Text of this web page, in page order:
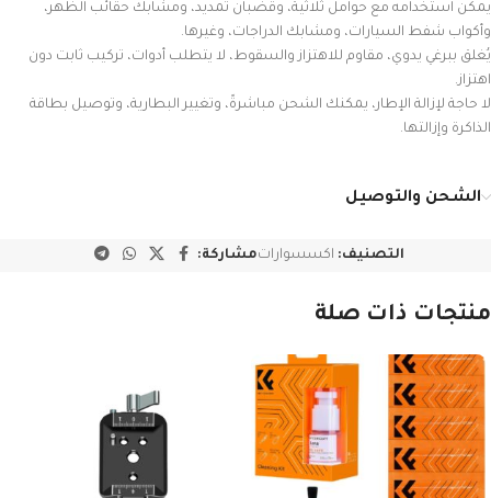
يمكن استخدامه مع حوامل ثلاثية، وقضبان تمديد، ومشابك حقائب الظهر،
وأكواب شفط السيارات، ومشابك الدراجات، وغيرها.
يُغلق ببرغي يدوي، مقاوم للاهتزاز والسقوط، لا يتطلب أدوات، تركيب ثابت دون
اهتزاز.
لا حاجة لإزالة الإطار، يمكنك الشحن مباشرةً، وتغيير البطارية، وتوصيل بطاقة
الذاكرة وإزالتها.
الشحن والتوصيل
التصنيف: اكسسواراتمشاركة:
منتجات ذات صلة